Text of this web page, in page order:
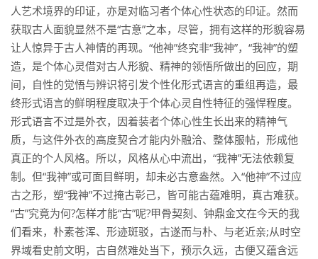
人艺术境界的印证，亦是对临习者个体心性状态的印证。然而
获取古人面貌显然不是“古意”之本，尽管，拥有这样的形貌容易
让人惊异于古人神情的再现。“他神”终究非“我神”，“我神”的塑
造，是个体心灵借对古人形貌、精神的领悟所做出的回应，期
间，自性的觉悟与辨识将引发个性化形式语言的重组再造，最
终形式语言的鲜明程度取决于个体心灵自性特征的强悍程度。
形式语言不过是外衣，因着装者个体心性生长出来的精神气
质，与这件外衣的高度契合才能内外融洽、整体服帖，形成他
真正的个人风格。所以，风格从心中流出，“我神”无法依赖复
制。但“我神”或可面目鲜明，却未必古意盎然。入“他神”不过应
古之形，塑“我神”不过掩古彰己，皆可能古蕴难明，真古难获。
“古”究竟为何?怎样才能“古”呢?甲骨契刻、钟鼎金文在今天的我
们看来，朴素苍浑、形迹斑驳，古遂而与朴、与老近亲;从时空
界域看史前文明，古自然难处当下，预示久远，古便又蕴含远